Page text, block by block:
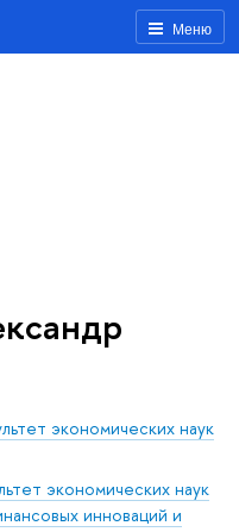
Меню
экономических наук
экономических наук
инноваций и